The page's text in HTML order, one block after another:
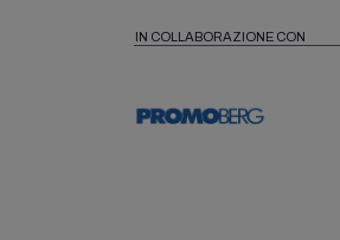
IN COLLABORAZIONE CON